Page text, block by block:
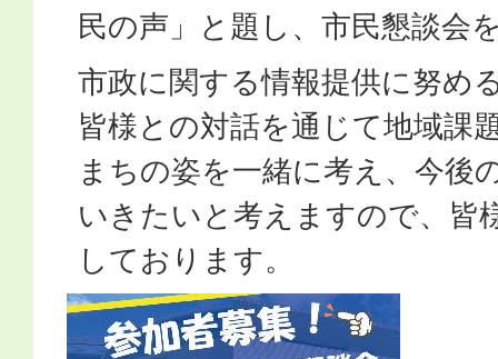
民の声」と題し、市民懇談会
市政に関する情報提供に努め
皆様との対話を通じて地域課
まちの姿を一緒に考え、今後
いきたいと考えますので、皆
しております。